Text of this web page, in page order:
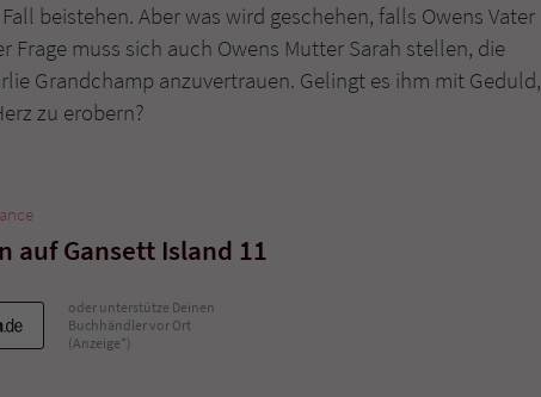
beistehen. Aber was wird geschehen, falls Owens Vater
Frage muss sich auch Owens Mutter Sarah stellen, die
Grandchamp anzuvertrauen. Gelingt es ihm mit Geduld,
zu erobern?
auf Gansett Island 11
oder unterstütze Deinen
Buchhändler vor Ort
(Anzeige*)
Name tx_pwcomments_ahash
Anbieter
Name fe_typo_user
Anbieter